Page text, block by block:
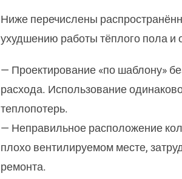
Ниже перечислены
ухудшению работы тёплого пола
— Проектирование «по шаблону»
расхода. Использование
теплопотерь.
— Неправильное расположение
плохо вентилируемом месте,
ремонта.